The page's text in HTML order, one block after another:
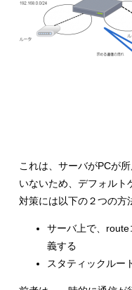
これは、サーバがPCが
いないため、デフォルト
対策には以下の２つの方
サーバ上で、route
義する
スタティックルー